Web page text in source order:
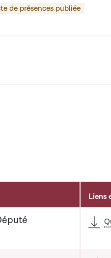
de présences publiée
Liens